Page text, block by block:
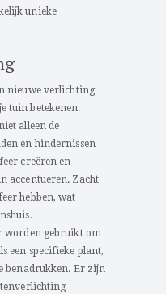
unieke
nieuwe verlichting
tuin betekenen.
alleen de
en hindernissen
creëren en
accentueren. Zacht
hebben, wat
worden gebruikt om
een specifieke plant,
benadrukken. Er zijn